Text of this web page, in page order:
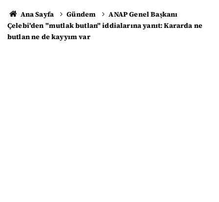
Ana Sayfa Gündem
ANAP Genel Başkanı
Çelebi'den "mutlak butlan" iddialarına yanıt: Kararda ne
butlan ne de kayyım var